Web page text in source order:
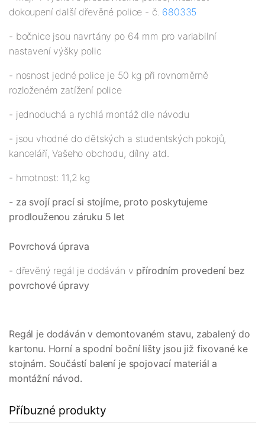
dokoupení další dřevěné police - č. 680335
- bočnice jsou navrtány po 64 mm pro variabilní
nastavení výšky polic
- nosnost jedné police je 50 kg při rovnoměrně
rozloženém zatížení police
- jednoduchá a rychlá montáž dle návodu
- jsou vhodné do dětských a studentských pokojů,
kanceláří, Vašeho obchodu, dílny atd.
- hmotnost: 11,2 kg
- za svojí prací si stojíme, proto poskytujeme
prodlouženou záruku 5 let
Povrchová úprava
- dřevěný regál je dodáván v přírodním provedení bez
povrchové úpravy
Regál je dodáván v demontovaném stavu, zabalený do
kartonu. Horní a spodní boční lišty jsou již fixované ke
stojnám. Součástí balení je spojovací materiál a
montážní návod.
Příbuzné produkty